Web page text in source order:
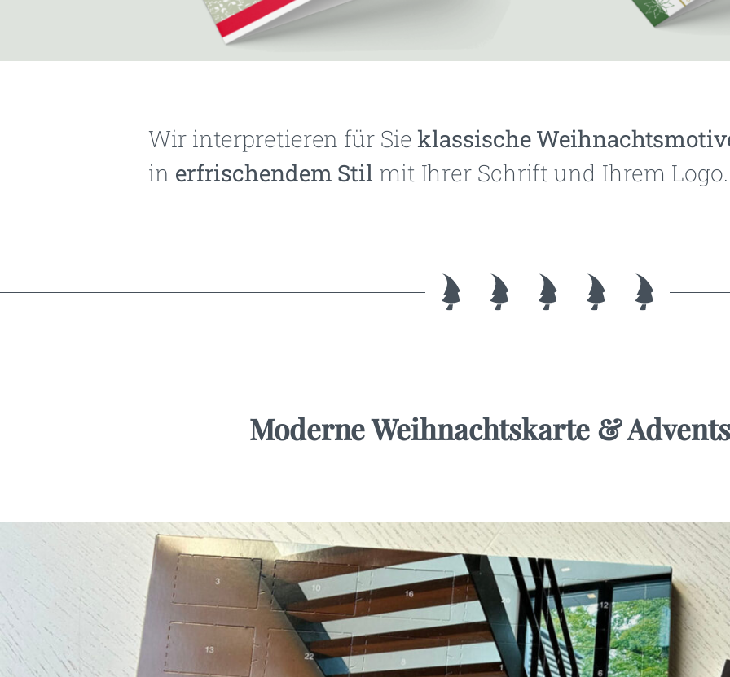
Wir interpretieren für Sie klassische
in erfrischendem Stil mit Ihrer Schrift und Ihrem Logo.
Moderne Weihnachtskarte &